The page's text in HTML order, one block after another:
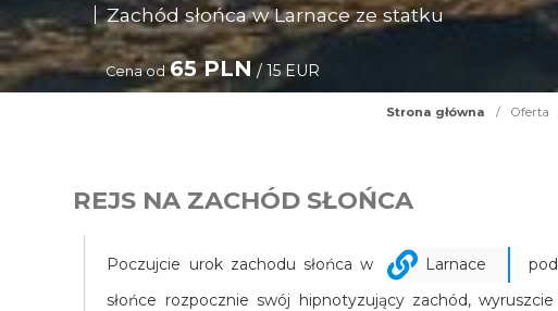
Zachód słońca w Larnace ze statku
Cena od 65 PLN / 15 EUR
Strona główna / Oferta
REJS NA ZACHÓD SŁOŃCA
Poczujcie urok zachodu słońca w Larnace
słońce rozpocznie swój hipnotyzujący zachód,